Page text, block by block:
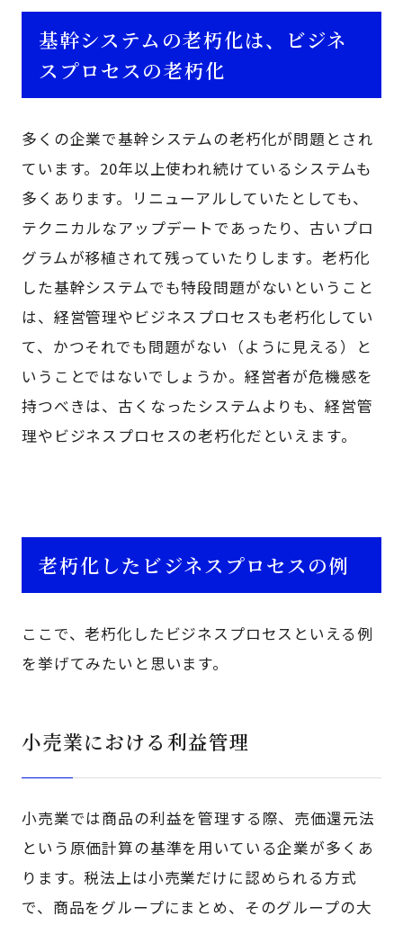
基幹システムの老朽化は、ビジネ
スプロセスの老朽化
多くの企業で基幹システムの老朽化が問題とされ
ています。20年以上使われ続けているシステムも
多くあります。リニューアルしていたとしても、
テクニカルなアップデートであったり、古いプロ
グラムが移植されて残っていたりします。老朽化
した基幹システムでも特段問題がないということ
は、経営管理やビジネスプロセスも老朽化してい
て、かつそれでも問題がない（ように見える）と
いうことではないでしょうか。経営者が危機感を
持つべきは、古くなったシステムよりも、経営管
理やビジネスプロセスの老朽化だといえます。
老朽化したビジネスプロセスの例
ここで、老朽化したビジネスプロセスといえる例
を挙げてみたいと思います。
小売業における利益管理
小売業では商品の利益を管理する際、売価還元法
という原価計算の基準を用いている企業が多くあ
ります。税法上は小売業だけに認められる方式
で、商品をグループにまとめ、そのグループの大